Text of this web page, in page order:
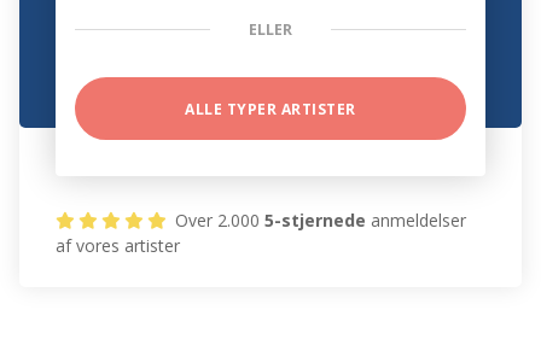
ELLER
ALLE TYPER ARTISTER
Over 2.0005-stjernede anmeldelser
af vores artister